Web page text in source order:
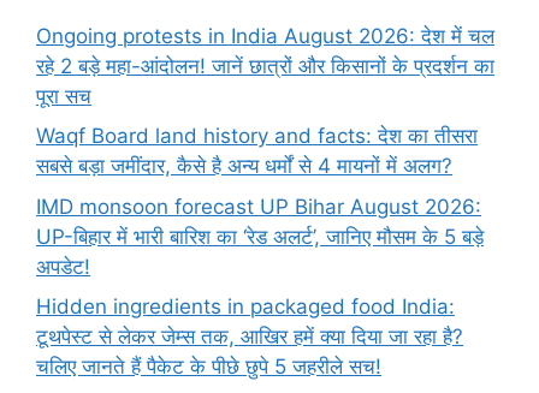
Ongoing protests in India August 2026: देश में चल
रहे 2 बड़े महा-आंदोलन! जानें छात्रों और किसानों के प्रदर्शन का
पूरा सच
Waqf Board land history and facts: देश का तीसरा
सबसे बड़ा जमींदार, कैसे है अन्य धर्मों से 4 मायनों में अलग?
IMD monsoon forecast UP Bihar August 2026:
UP-बिहार में भारी बारिश का ‘रेड अलर्ट’, जानिए मौसम के 5 बड़े
अपडेट!
Hidden ingredients in packaged food India:
टूथपेस्ट से लेकर जेम्स तक, आखिर हमें क्या दिया जा रहा है?
चलिए जानते हैं पैकेट के पीछे छुपे 5 जहरीले सच!